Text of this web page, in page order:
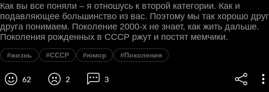
Как вы все поняли – я отношусь к второй категории. Как и
подавляющее большинство из вас. Поэтому мы так хорошо друг
друга понимаем. Поколение 2000-х не знает, как жить дальше.
Поколения рожденных в СССР ржут и постят мемчики.
#жизнь #СССР #юмор #Поколения
62 2 3